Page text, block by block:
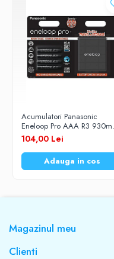
Acumulatori Panasonic
Eneloop Pro AAA R3
cu carcasa 1,2V Ni-MH BK-
4HCDEC4BE set 4 buc
104,00 Lei
Adauga in cos
Magazinul meu
Clienti